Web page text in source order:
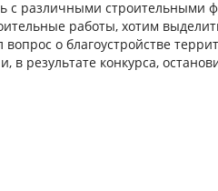
с различными строительными
работы, хотим
о благоустройстве
в результате конкурса,